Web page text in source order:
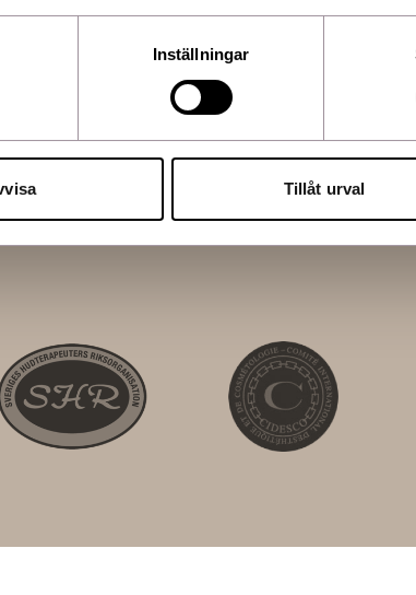
Inställningar
Tillåt urval
Glycol, Cyclopentasiloxane,
Ceresin, Glycol Palmitate, Butylene
Palmitoyl Tripeptide-1, Palmitoyl
Bisabolol, Tocopheryl Acetate,
Glycyrrhetinic Acid, Sodium PCA,
Linoleic Acid, Cholesterol, Linolenic
Glyceryl Stearate, PEG-100
Xanthan Gum, Hydrated Silica, Carbomer,
Phenoxyethanol, Titanium Dioxide (CI